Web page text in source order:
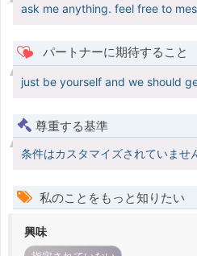
ask me anything. feel free to
パートナーに期待すること
just be yourself and we should
尊重する基準
条件はカスタマイズされていませ
私のことをもっと知りたい
興味